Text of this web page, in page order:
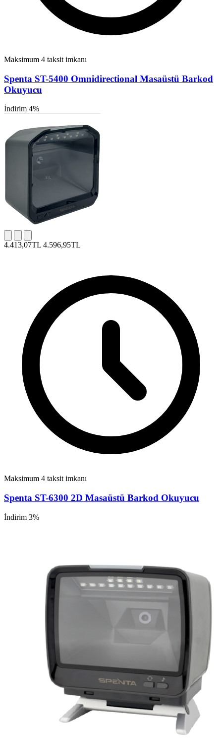
Maksimum 4 taksit imkanı
Spenta ST-5400 Omnidirectional Masaüstü Barkod
Okuyucu
İndirim 4%
4.413,07TL 4.596,95TL
Maksimum 4 taksit imkanı
Spenta ST-6300 2D Masaüstü Barkod Okuyucu
İndirim 3%